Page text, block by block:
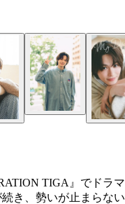
インイベント限定の
こんなにたくさん撮
くり！1枚1枚心を込
金子 デジタル写真集
／安藤マミコ）
TIGA』でドラマ
き、勢いが止まらない